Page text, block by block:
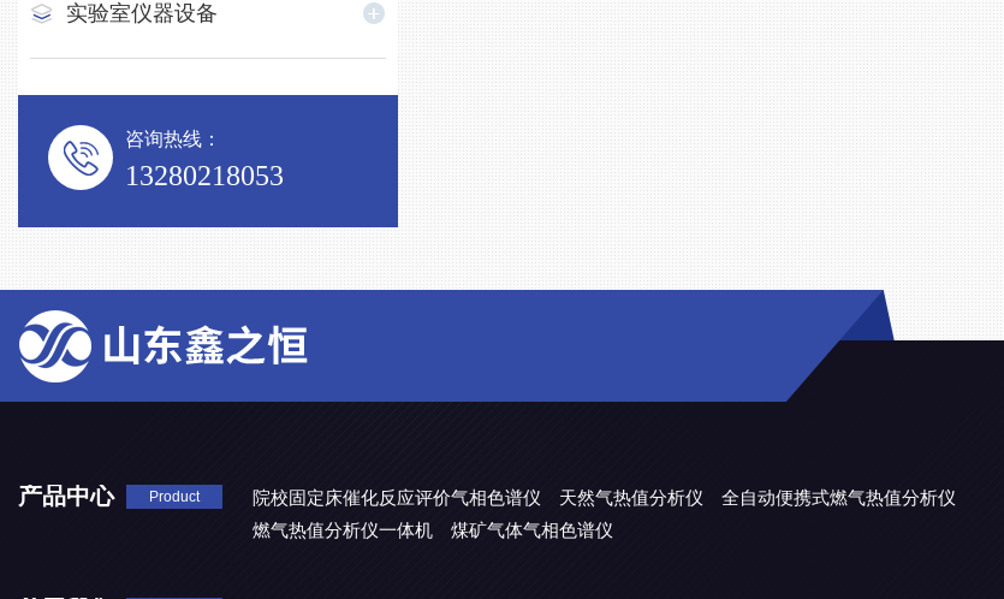
实验室仪器设备
咨询热线：
13280218053
产品中心 Product 院校固定床催化反应评价气相色谱仪 天然气热值分析仪
全自动便携式燃气热值分析仪
燃气热值分析仪一体机
煤矿气体气相色谱仪